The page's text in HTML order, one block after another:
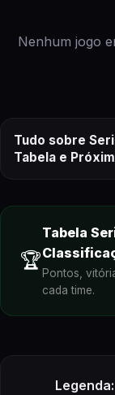
Nenhum jogo
Tudo sobre
Tabela e
Serie B Italiana
🏆
Tabela
Pontos,
cada time.
Legenda: